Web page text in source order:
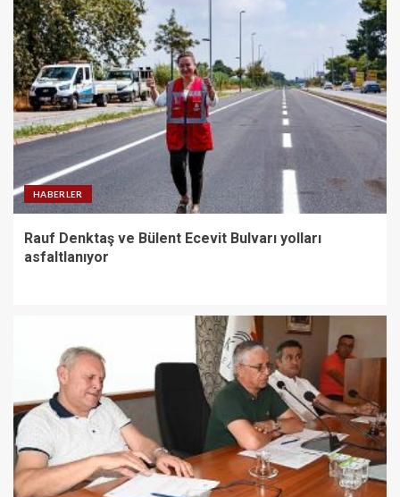
HABERLER
Rauf Denktaş ve Bülent Ecevit Bulvarı yolları
asfaltlanıyor